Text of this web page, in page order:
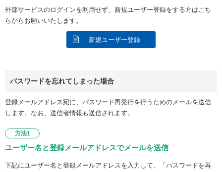
外部サービスのログインを利用せず、新規ユーザー登録をする方はこち
らからお願いいたします。
新規ユーザー登録
パスワードを忘れてしまった場合
登録メールアドレス宛に、パスワード再発行を行うためのメールを送信
します。なお、送信者情報も送信されます。
方法1
ユーザー名と登録メールアドレスでメールを送信
下記にユーザー名と登録メールアドレスを入力して、「パスワードを再